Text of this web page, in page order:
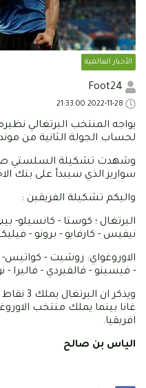
الأخبار العالمية
يواجه المنتخب البرتغالي
لحساب الجولة الثانية من مونديال قطر 2022
وشهدت تشكيلة السلستي
سواريز الذي سيبدأ على بنك
واليكم تشكيلة الفريقين :
البرتغال ؛ كوستا - كانسيلو-
نيفيس - كارفايو - برونو -
الاوروغواي: روشيت - كواتيس-
- فيسينو - فالفيردي - فاليرا -
ويذكر
غانا بينما يملك منتخب
افريقيا.
الياس بن صالح